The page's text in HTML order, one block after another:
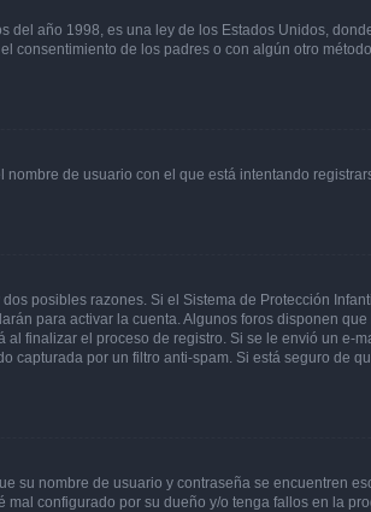
del año 1998, es una ley de los Estados Unidos,
consentimiento de los padres o con algún otro
de usuario con el que está intentando
posibles razones. Si el Sistema de Protección
para activar la cuenta. Algunos foros disponen
finalizar el proceso de registro. Si se le envió un e-
capturada por un filtro anti-spam. Si está seguro de
su nombre de usuario y contraseña se encuentren
configurado por su dueño y/o tenga fallos en la